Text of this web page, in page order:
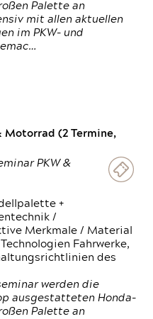
Palette an
mit allen aktuellen
im PKW- und
Motorrad (2 Termine,
PKW &
+
/
Merkmale / Material
Fahrwerke,
des
werden die
ausgestatteten Honda-
Palette an